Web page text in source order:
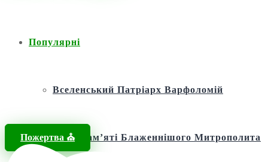
Популярні
Вселенський Патріарх Варфоломій
Фонд пам’яті Блаженнішого Митрополита
Пожертва ⛪️